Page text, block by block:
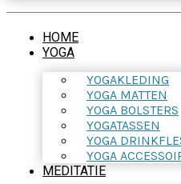
HOME
YOGA
YOGAKLEDING
YOGA MATTEN
YOGA BOLSTERS
YOGATASSEN
YOGA
YOGA
MEDITATIE